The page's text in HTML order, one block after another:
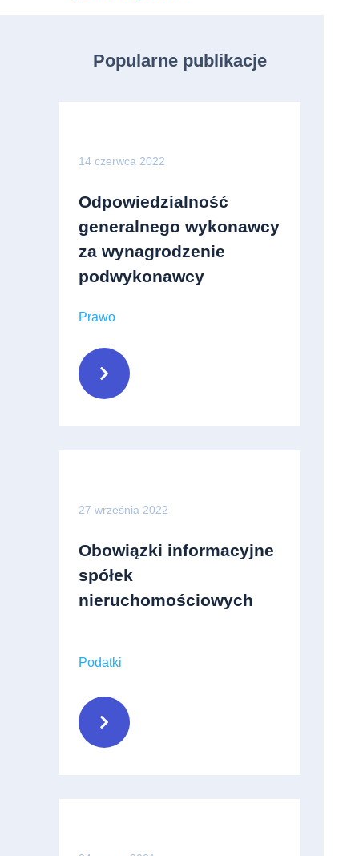
Popularne publikacje
14 czerwca 2022
Odpowiedzialność
generalnego wykonawcy
za wynagrodzenie
podwykonawcy
Prawo
27 września 2022
Obowiązki informacyjne
spółek
nieruchomościowych
Podatki